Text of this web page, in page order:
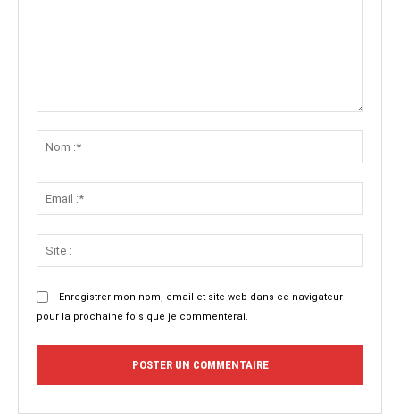
Enregistrer mon nom, email et site web dans ce navigateur
pour la prochaine fois que je commenterai.